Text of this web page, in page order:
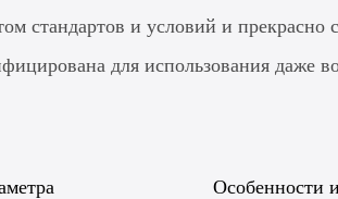
стандартов и условий и
для использования даже
Особенности